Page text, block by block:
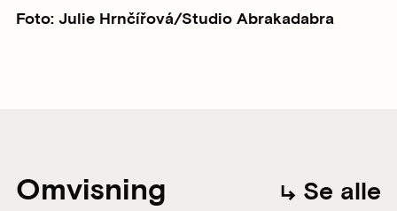
Foto: Julie Hrnčířová/Studio Abrakadabra
Omvisning Se alle